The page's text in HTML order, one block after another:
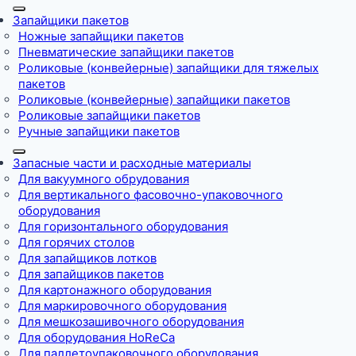
Запайщики пакетов
Ножные запайщики пакетов
Пневматические запайщики пакетов
Роликовые (конвейерные) запайщики для тяжелых
пакетов
Роликовые (конвейерные) запайщики пакетов
Роликовые запайщики пакетов
Ручные запайщики пакетов
Запасные части и расходные материалы
Для вакуумного обрудования
Для вертикального фасовочно-упаковочного
оборудования
Для горизонтального оборудования
Для горячих столов
Для запайщиков лотков
Для запайщиков пакетов
Для картонажного оборудования
Для маркировочного оборудования
Для мешкозашивочного оборудования
Для оборудования HoReCa